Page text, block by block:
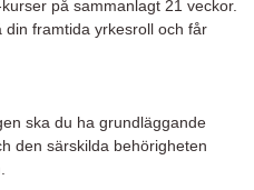
på sammanlagt 21 veckor.
framtida yrkesroll och får
ska du ha grundläggande
den särskilda behörigheten
.